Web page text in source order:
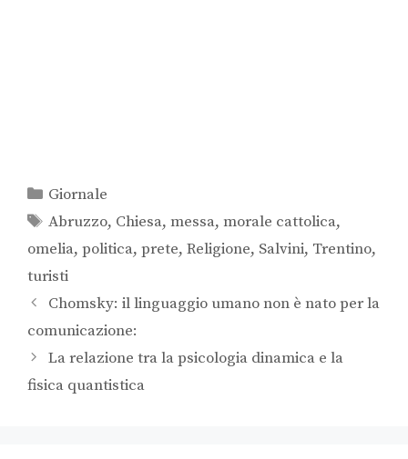
Giornale
Abruzzo, Chiesa,messa,morale cattolica,
omelia, politica, prete, Religione, Salvini, Trentino,
turisti
Chomsky: il linguaggio umano non è nato per la
comunicazione:
La relazione tra la psicologia dinamica e la
fisica quantistica